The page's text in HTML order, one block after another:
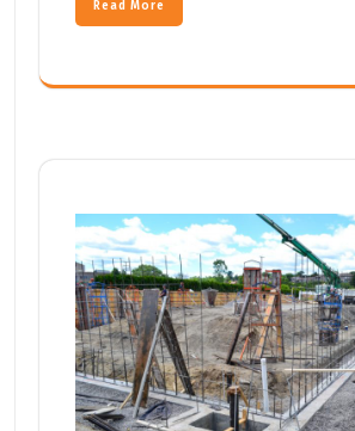
Read More